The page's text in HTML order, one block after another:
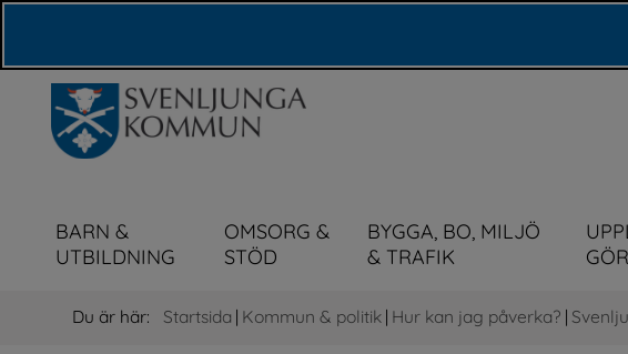
BARN &
UTBILDNING
OMSORG &
STÖD
BYGGA, BO, MILJÖ
& TRAFIK
Du är här: Startsida | Kommun & politik | Hur kan jag påverka? |